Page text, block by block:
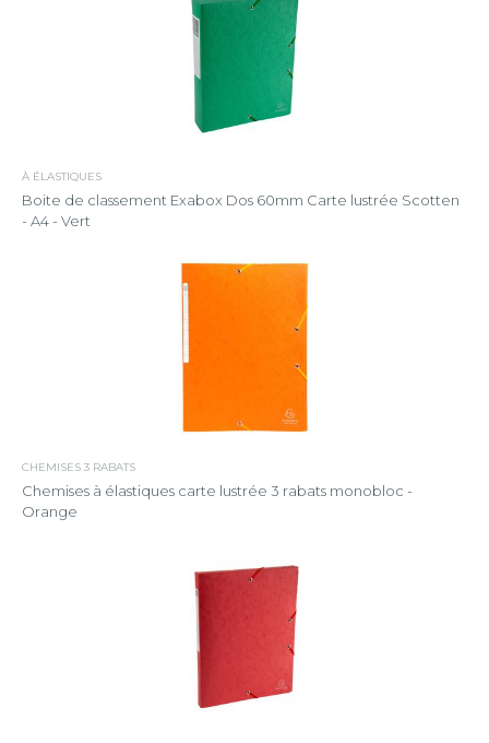
À ÉLASTIQUES
Boite de classement Exabox Dos 60mm Carte lustrée Scotten
- A4 - Vert
CHEMISES 3 RABATS
Chemises à élastiques carte lustrée 3 rabats monobloc -
Orange